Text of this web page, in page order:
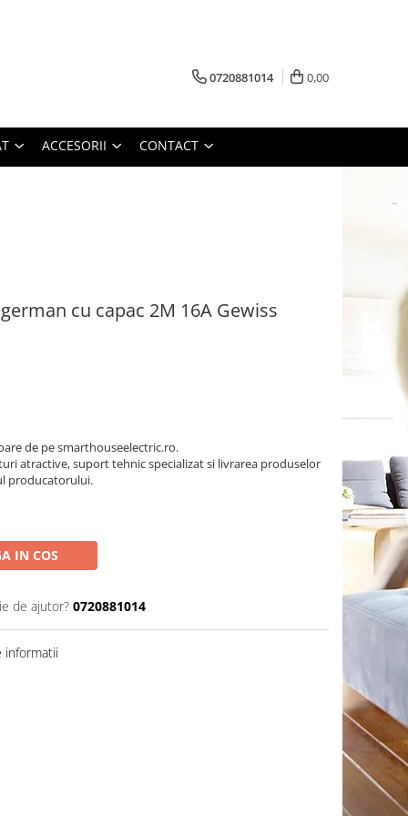
0720881014 0,00
ACCESORII CONTACT
cu capac 2M 16A Gewiss
de pe smarthouseelectric.ro.
atractive, suport tehnic specializat si livrarea produselor
producatorului.
IN COS
de ajutor? 0720881014
informatii